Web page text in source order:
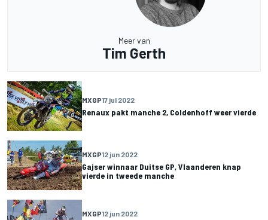
Meer van
Tim Gerth
MXGP17 jul 2022
Renaux pakt manche 2, Coldenhoff weer vierde
MXGP12 jun 2022
Gajser winnaar Duitse GP, Vlaanderen knap
vierde in tweede manche
MXGP12 jun 2022